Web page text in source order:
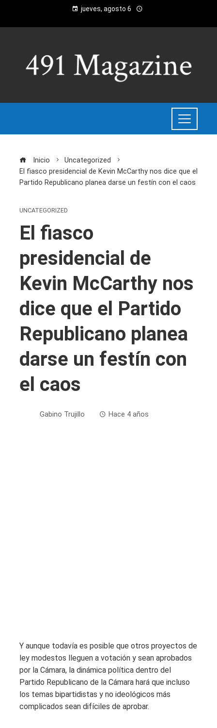
jueves, agosto 6
Inicio
Uncategorized
El fiasco presidencial de Kevin McCarthy nos dice que el
Partido Republicano planea darse un festín con el caos
UNCATEGORIZED
El fiasco
presidencial de
Kevin McCarthy nos
dice que el Partido
Republicano planea
darse un festín con
el caos
Gabino Trujillo Hace 4 años
Y aunque todavía es posible que otros proyectos de
ley modestos lleguen a votación y sean aprobados
por la Cámara, la dinámica política dentro del
Partido Republicano de la Cámara hará que incluso
los temas bipartidistas y no ideológicos más
complicados sean difíciles de aprobar.